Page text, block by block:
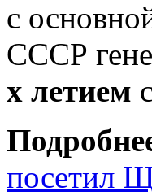
с
СССР
х летием
посетил